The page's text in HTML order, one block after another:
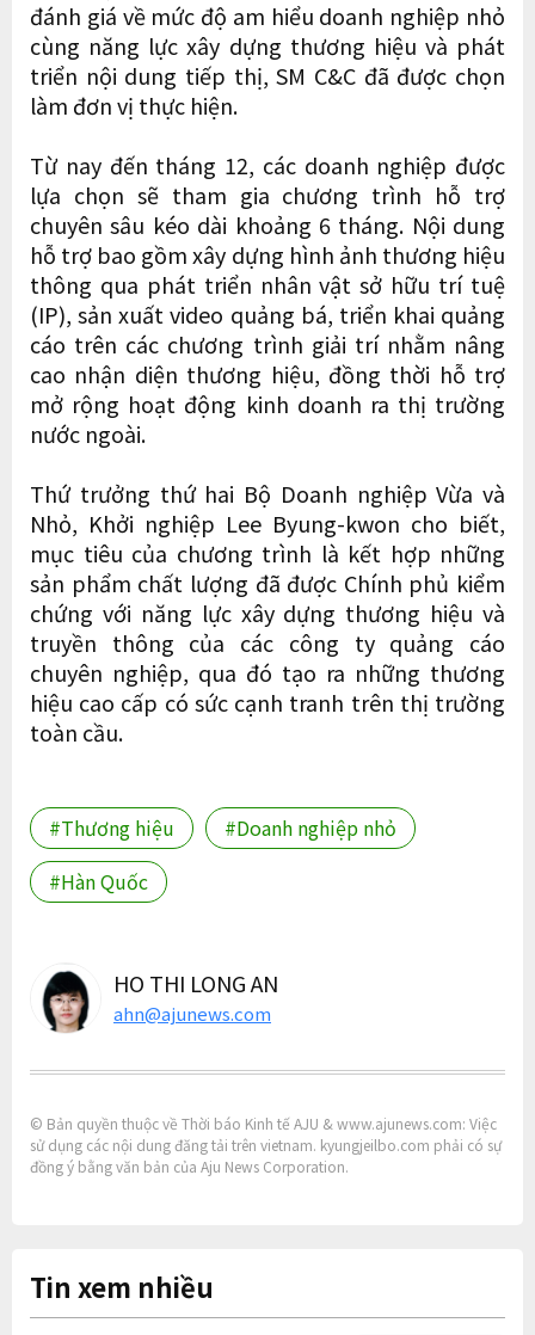
đánh giá về mức độ am hiểu doanh nghiệp nhỏ
cùng năng lực xây dựng thương hiệu và phát
triển nội dung tiếp thị, SM C&C đã được chọn
làm đơn vị thực hiện.
Từ nay đến tháng 12, các doanh nghiệp được
lựa chọn sẽ tham gia chương trình hỗ trợ
chuyên sâu kéo dài khoảng 6 tháng. Nội dung
hỗ trợ bao gồm xây dựng hình ảnh thương hiệu
thông qua phát triển nhân vật sở hữu trí tuệ
(IP), sản xuất video quảng bá, triển khai quảng
cáo trên các chương trình giải trí nhằm nâng
cao nhận diện thương hiệu, đồng thời hỗ trợ
mở rộng hoạt động kinh doanh ra thị trường
nước ngoài.
Thứ trưởng thứ hai Bộ Doanh nghiệp Vừa và
Nhỏ, Khởi nghiệp Lee Byung-kwon cho biết,
mục tiêu của chương trình là kết hợp những
sản phẩm chất lượng đã được Chính phủ kiểm
chứng với năng lực xây dựng thương hiệu và
truyền thông của các công ty quảng cáo
chuyên nghiệp, qua đó tạo ra những thương
hiệu cao cấp có sức cạnh tranh trên thị trường
toàn cầu.
#Thương hiệu
#Doanh nghiệp nhỏ
#Hàn Quốc
HO THI LONG AN
ahn@ajunews.com
© Bản quyền thuộc về Thời báo Kinh tế AJU & www.ajunews.com: Việc
sử dụng các nội dung đăng tải trên vietnam. kyungjeilbo.com phải có sự
đồng ý bằng văn bản của Aju News Corporation.
Tin xem nhiều